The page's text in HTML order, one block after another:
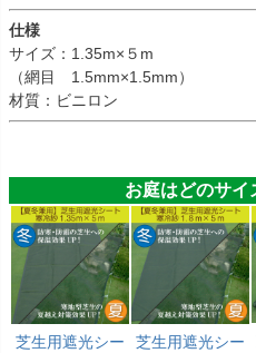
仕様
サイズ：1.35m×５m
（網目 1.5mm×1.5mm）
材質：ビニロン
お庭はどのサイ
芝生用遮光シー
芝生用遮光シー